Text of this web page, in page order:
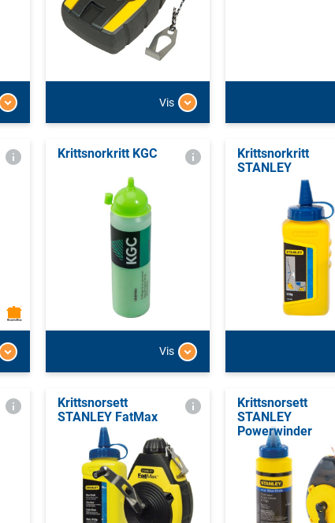
Vis
Krittsnorkritt KGC
Vis
Krittsnorkritt
STANLEY
Krittsnorsett
STANLEY FatMax
Krittsnorsett
STANLEY
Powerwinder